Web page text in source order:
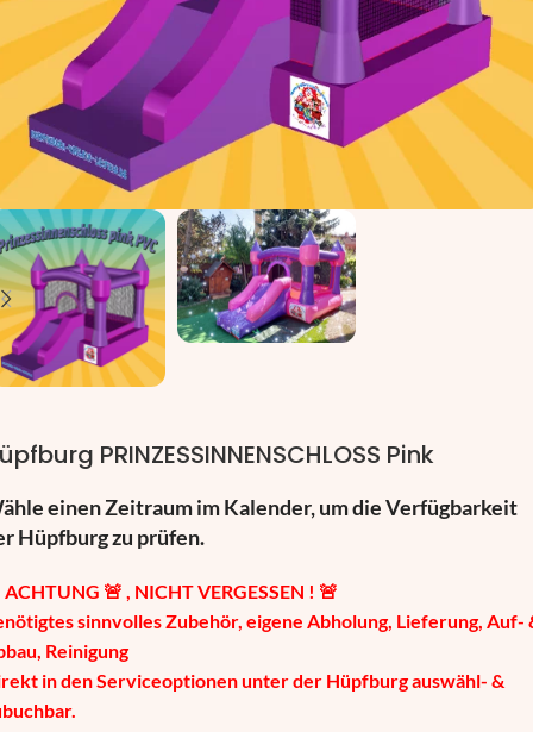
PRINZESSINNENSCHLOSS Pink
einen Zeitraum im Kalender, um die Verfügbarkeit
Hüpfburg zu prüfen.
ACHTUNG 🚨 , NICHT VERGESSEN ! 🚨
sinnvolles Zubehör, eigene Abholung, Lieferung, Auf-
Reinigung
in den Serviceoptionen unter der Hüpfburg auswähl- &